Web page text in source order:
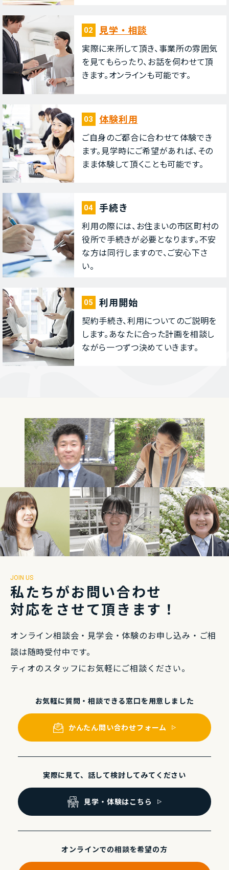
02 ⾒学・相談
実際に来所して頂き、事業所の雰囲気
を⾒てもらったり、お話を伺わせて頂
きます。オンラインも可能です。
03 体験利⽤
ご⾃⾝のご都合に合わせて体験でき
ます。⾒学時にご希望があれば、その
まま体験して頂くことも可能です。
04 ⼿続き
利⽤の際には、お住まいの市区町村の
役所で⼿続きが必要となります。不安
な⽅は同⾏しますので、ご安⼼下さ
い。
05 利⽤開始
契約⼿続き、利⽤についてのご説明を
します。あなたに合った計画を相談し
ながら⼀つずつ決めていきます。
JOIN US
私たちがお問い合わせ
対応をさせて頂きます！
オンライン相談会・⾒学会・体験のお申し込み・ ご相
談は随時受付中です。
ティオのスタッフにお気軽にご相談ください。
お気軽に質問・相談できる窓⼝を⽤意しました
かんたん問い合わせフォーム
実際に⾒て、話して検討してみてください
⾒学・体験はこちら
オンラインでの相談を希望の⽅